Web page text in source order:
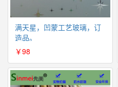
满天星，凹蒙工艺玻璃，订
造品。
￥98